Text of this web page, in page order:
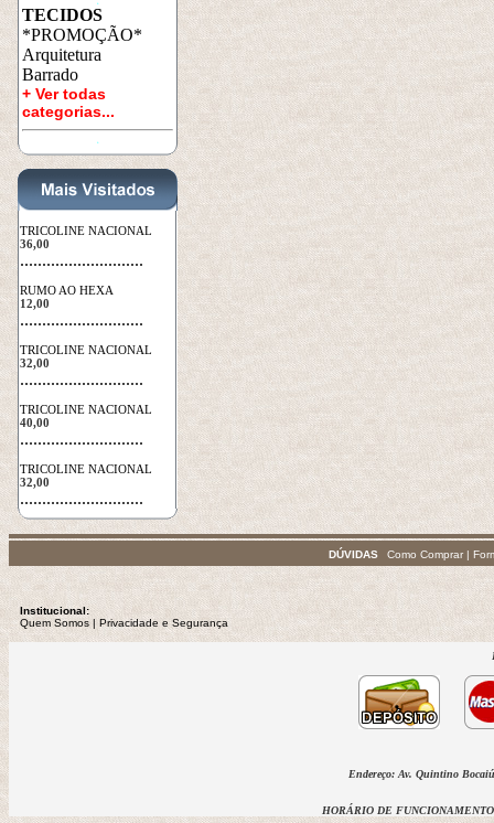
a
TECIDOS
*PROMOÇÃO*
Arquitetura
Barrado
+ Ver todas
categorias...
a
TRICOLINE NACIONAL
36,00
............................
RUMO AO HEXA
12,00
............................
TRICOLINE NACIONAL
32,00
............................
TRICOLINE NACIONAL
40,00
............................
TRICOLINE NACIONAL
32,00
............................
DÚVIDAS Como Comprar |
Institucional:
Quem Somos | Privacidade e Segurança
Endereço: Av. Quintino
HORÁRIO DE